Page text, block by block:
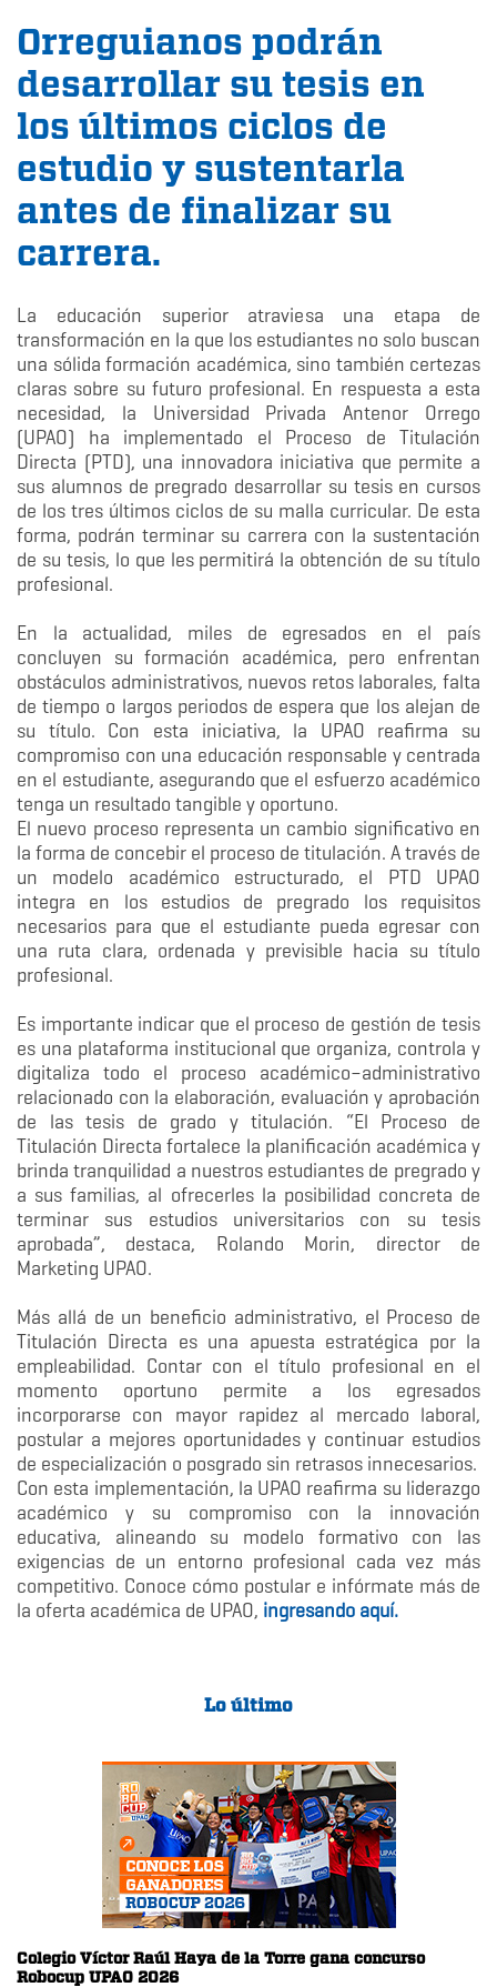
Orreguianos podrán
desarrollar su tesis en
los últimos ciclos de
estudio y sustentarla
antes de finalizar su
carrera.
La educación superior atraviesa una etapa de
transformación en la que los estudiantes no solo buscan
una sólida formación académica, sino también certezas
claras sobre su futuro profesional. En respuesta a esta
necesidad, la Universidad Privada Antenor Orrego
(UPAO) ha implementado el Proceso de Titulación
Directa (PTD), una innovadora iniciativa que permite a
sus alumnos de pregrado desarrollar su tesis en cursos
de los tres últimos ciclos de su malla curricular. De esta
forma, podrán terminar su carrera con la sustentación
de su tesis, lo que les permitirá la obtención de su título
profesional.
En la actualidad, miles de egresados en el país
concluyen su formación académica, pero enfrentan
obstáculos administrativos, nuevos retos laborales, falta
de tiempo o largos periodos de espera que los alejan de
su título. Con esta iniciativa, la UPAO reafirma su
compromiso con una educación responsable y centrada
en el estudiante, asegurando que el esfuerzo académico
tenga un resultado tangible y oportuno.
El nuevo proceso representa un cambio significativo en
la forma de concebir el proceso de titulación. A través de
un modelo académico estructurado, el PTD UPAO
integra en los estudios de pregrado los requisitos
necesarios para que el estudiante pueda egresar con
una ruta clara, ordenada y previsible hacia su título
profesional.
Es importante indicar que el proceso de gestión de tesis
es una plataforma institucional que organiza, controla y
digitaliza todo el proceso académico–administrativo
relacionado con la elaboración, evaluación y aprobación
de las tesis de grado y titulación. “El Proceso de
Titulación Directa fortalece la planificación académica y
brinda tranquilidad a nuestros estudiantes de pregrado y
a sus familias, al ofrecerles la posibilidad concreta de
terminar sus estudios universitarios con su tesis
aprobada”, destaca, Rolando Morin, director de
Marketing UPAO.
Más allá de un beneficio administrativo, el Proceso de
Titulación Directa es una apuesta estratégica por la
empleabilidad. Contar con el título profesional en el
momento oportuno permite a los egresados
incorporarse con mayor rapidez al mercado laboral,
postular a mejores oportunidades y continuar estudios
de especialización o posgrado sin retrasos innecesarios.
Con esta implementación, la UPAO reafirma su liderazgo
académico y su compromiso con la innovación
educativa, alineando su modelo formativo con las
exigencias de un entorno profesional cada vez más
competitivo. Conoce cómo postular e infórmate más de
la oferta académica de UPAO, ingresando aquí.
Lo último
Colegio Víctor Raúl Haya de la Torre gana concurso
Robocup UPAO 2026